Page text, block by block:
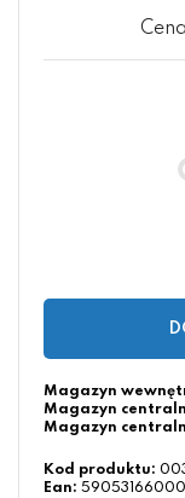
Magazyn
Magazyn
Magazyn
Kod produktu:
Ean: